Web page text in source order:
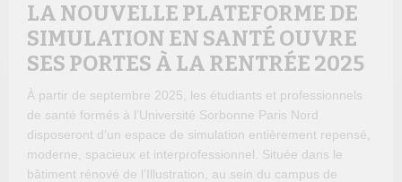
LA NOUVELLE PLATEFORME DE
SIMULATION EN SANTÉ OUVRE
SES PORTES À LA RENTRÉE 2025
À partir de septembre 2025, les étudiants et professionnels
de santé formés à l’Université Sorbonne Paris Nord
disposeront d’un espace de simulation entièrement repensé,
moderne, spacieux et interprofessionnel. Située dans le
bâtiment rénové de l’Illustration, au sein du campus de